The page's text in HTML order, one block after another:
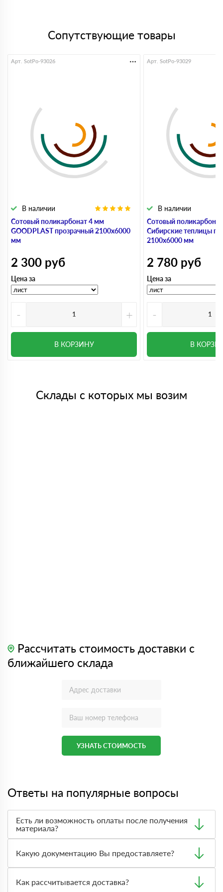
Сопутствующие товары
Сотовый поликарбонат 4 мм
GOODPLAST прозрачный 2100х6000
мм
В наличии
Арт. SotPo-93026
2 300 руб
Цена за
- +
В КОРЗИНУ
Сотовый
Сибирские теплицы
2100х6000 мм
В наличии
Арт. SotPo-93029
2 780 руб
Цена за
-
В
Склады с которых мы возим
Рассчитать стоимость доставки с
ближайшего склада
УЗНАТЬ СТОИМОСТЬ
Ответы на популярные вопросы
Есть ли возможность оплаты после получения
материала?
оплата по факту получения товара. При этом, если
доставленный товар был ненадлежащего качества, то
Вы вправе от него отказаться.
Какую документацию Вы предоставляете?
сертификаты и паспорта качества, а также товарно-
транспортную накладную.
Как рассчитывается доставка?